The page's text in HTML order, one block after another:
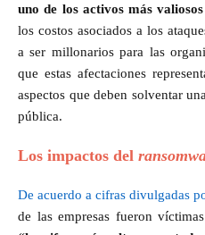
uno de los activos más
los costos asociados a los
a ser millonarios para las
que estas afectaciones
aspectos que deben solventar
pública.
Los impactos del
De acuerdo a cifras divulgadas
de las empresas fueron